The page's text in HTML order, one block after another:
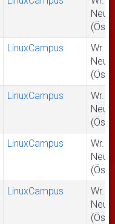
LinuxCampus
Wr.
LinuxCampus
Wr.
LinuxCampus
Wr.
LinuxCampus
Wr.